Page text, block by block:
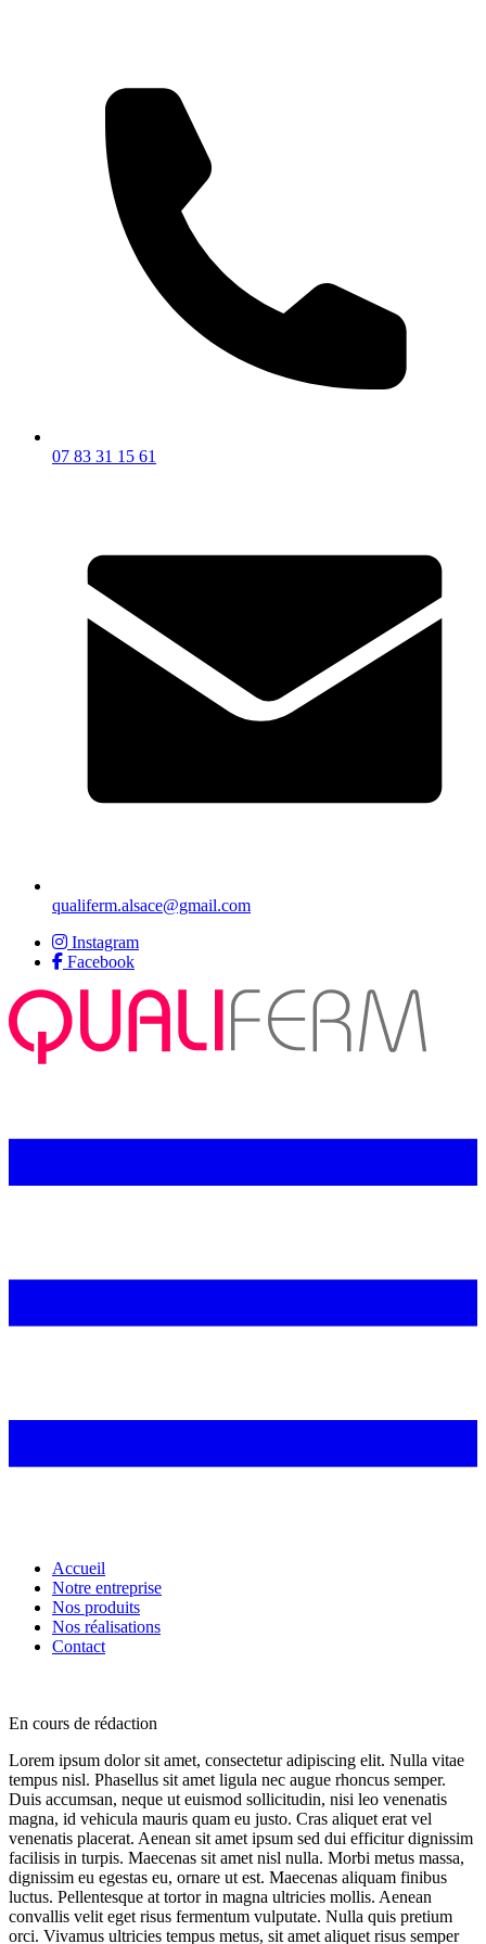
07 83 31 15 61
qualiferm.alsace@gmail.com
Instagram
Facebook
Accueil
Notre entreprise
Nos produits
Nos réalisations
Contact
En cours de rédaction
Lorem ipsum dolor sit amet, consectetur adipiscing elit. Nulla vitae
tempus nisl. Phasellus sit amet ligula nec augue rhoncus semper.
Duis accumsan, neque ut euismod sollicitudin, nisi leo venenatis
magna, id vehicula mauris quam eu justo. Cras aliquet erat vel
venenatis placerat. Aenean sit amet ipsum sed dui efficitur dignissim
facilisis in turpis. Maecenas sit amet nisl nulla. Morbi metus massa,
dignissim eu egestas eu, ornare ut est. Maecenas aliquam finibus
luctus. Pellentesque at tortor in magna ultricies mollis. Aenean
convallis velit eget risus fermentum vulputate. Nulla quis pretium
orci. Vivamus ultricies tempus metus, sit amet aliquet risus semper